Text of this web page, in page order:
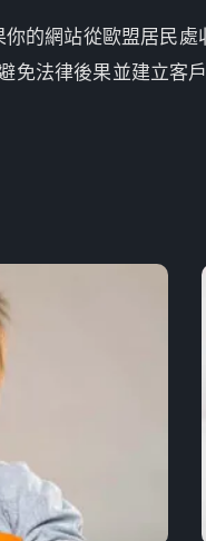
的網站從歐盟居民
免法律後果並建立客